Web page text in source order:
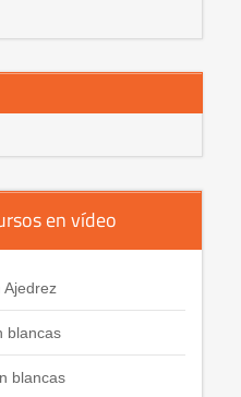
en vídeo
Ajedrez
blancas
blancas